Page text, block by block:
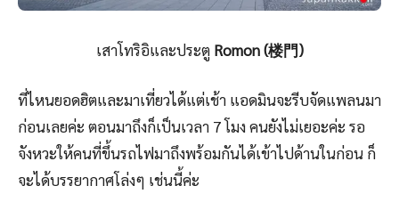
เสาโทริอิและประตู Romon (楼門)
ที่ไหนยอดฮิตและมาเที่ยวได้แต่เช้า แอดมินจะรีบจัดแพลนมา
ก่อนเลยค่ะ ตอนมาถึงก็เป็นเวลา 7 โมง คนยังไม่เยอะค่ะ รอ
จังหวะให้คนที่ขึ้นรถไฟมาถึงพร้อมกันได้เข้าไปด้านในก่อน ก็
จะได้บรรยากาศโล่งๆ เช่นนี้ค่ะ